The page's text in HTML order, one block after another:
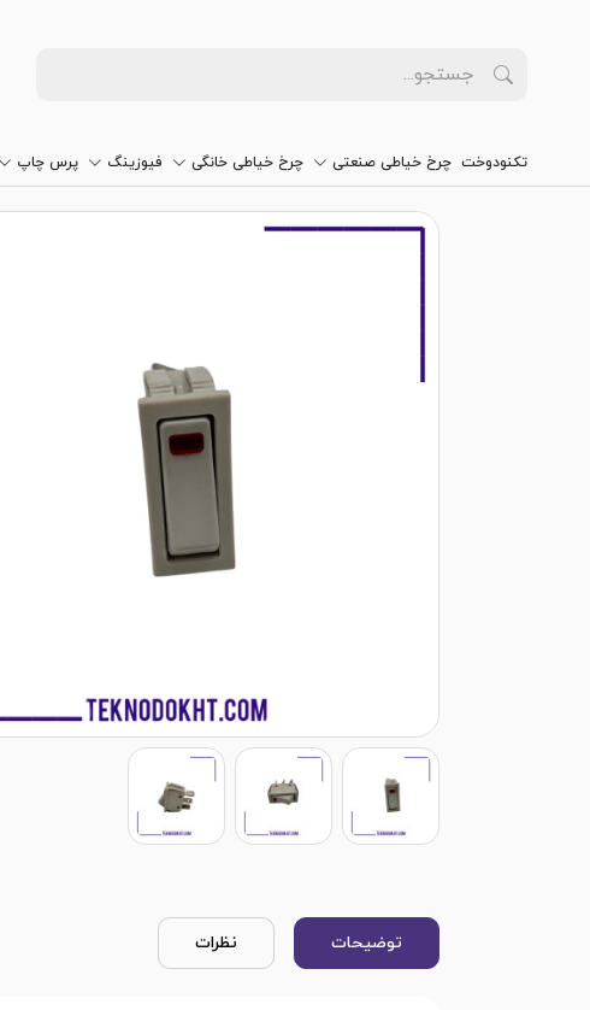
تکنودوخت چرخ خیاطی صنعتی چرخ خیاطی خانگی فیوزینگ پرس چاپ
توضیحات نظرات